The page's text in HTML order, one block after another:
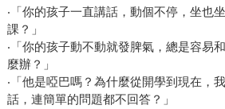
‧「你的孩子一直講話，動個不停，坐也
課？」
‧「你的孩子動不動就發脾氣，總是容易
麼辦？」
‧「他是啞巴嗎？為什麼從開學到現在，
話，連簡單的問題都不回答？」